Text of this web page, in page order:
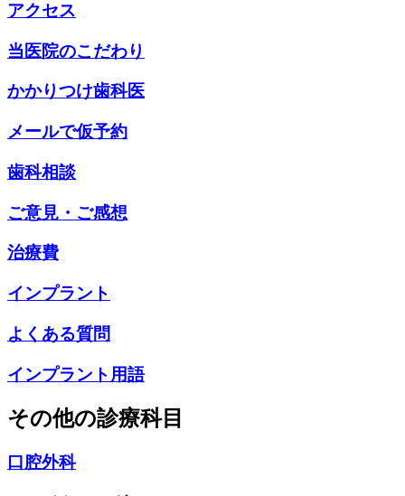
アクセス
当医院のこだわり
かかりつけ歯科医
メールで仮予約
歯科相談
ご意見・ご感想
治療費
インプラント
よくある質問
インプラント用語
その他の診療科目
口腔外科